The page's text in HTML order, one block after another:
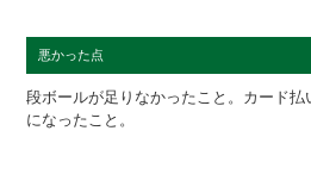
悪かった点
段ボールが足りなかったこと。カード
になったこと。